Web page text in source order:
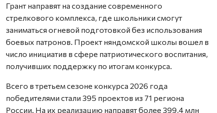
Грант направят на создание современного
стрелкового комплекса, где школьники смогут
заниматься огневой подготовкой без использования
боевых патронов. Проект няндомской школы вошел в
число инициатив в сфере патриотического воспитания,
получивших поддержку по итогам конкурса.
Всего в третьем сезоне конкурса 2026 года
победителями стали 395 проектов из 71 региона
России. На их реализацию направят более 399,4 млн